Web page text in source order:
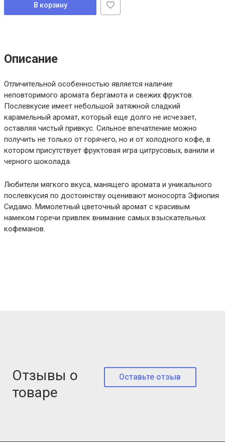
В корзину
Описание
Отличительной особенностью является наличие
неповторимого аромата бергамота и свежих фруктов.
Послевкусие имеет небольшой затяжной сладкий
карамельный аромат, который еще долго не исчезает,
оставляя чистый привкус. Сильное впечатление можно
получить не только от горячего, но и от холодного кофе, в
котором присутствует фруктовая игра цитрусовых, ванили и
черного шоколада.
Любители мягкого вкуса, манящего аромата и уникального
послевкусия по достоинству оценивают моносорта Эфиопия
Сидамо. Мимолетный цветочный аромат с красивым
намеком горечи привлек внимание самых взыскательных
кофеманов.
Отзывы о
товаре
Оставьте отзыв